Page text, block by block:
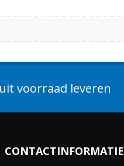
voorraad leveren
CONTACTINFORMATIE